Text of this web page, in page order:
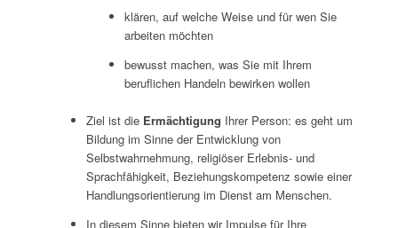
klären, auf welche Weise und für wen Sie
arbeiten möchten
bewusst machen, was Sie mit Ihrem
beruflichen Handeln bewirken wollen
Ziel ist die Ermächtigung Ihrer Person: es geht um
Bildung im Sinne der Entwicklung von
Selbstwahrnehmung, religiöser Erlebnis- und
Sprachfähigkeit, Beziehungskompetenz sowie einer
Handlungsorientierung im Dienst am Menschen.
In diesem Sinne bieten wir Impulse für Ihre